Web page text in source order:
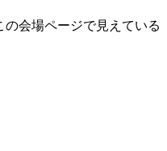
会場ページで見えている